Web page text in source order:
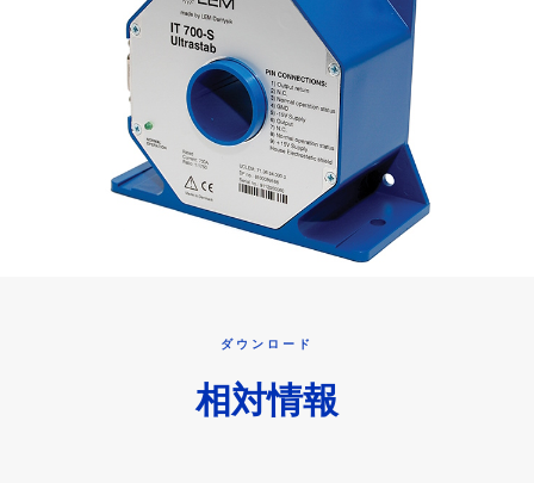
ダウンロード
相対情報